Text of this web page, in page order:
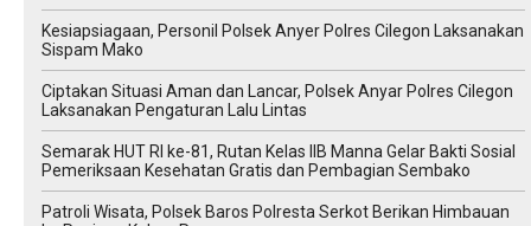
Kesiapsiagaan, Personil Polsek Anyer Polres Cilegon Laksanakan
Sispam Mako
Ciptakan Situasi Aman dan Lancar, Polsek Anyar Polres Cilegon
Laksanakan Pengaturan Lalu Lintas
Semarak HUT RI ke-81, Rutan Kelas IIB Manna Gelar Bakti Sosial
Pemeriksaan Kesehatan Gratis dan Pembagian Sembako
Patroli Wisata, Polsek Baros Polresta Serkot Berikan Himbauan